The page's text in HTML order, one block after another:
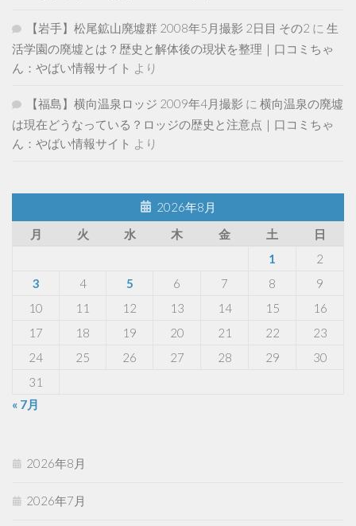
【岩手】松尾鉱山廃墟群 2008年5月撮影 2日目 その2 に 生
活学園の廃墟とは？歴史と解体後の現状を整理｜口コミちゃ
ん：やばい情報サイト より
【福島】横向温泉ロッジ 2009年4月撮影 に 横向温泉の廃墟
は現在どうなっている？ロッジの歴史と注意点｜口コミちゃ
ん：やばい情報サイト より
2026年8月
月
火 水 木 金 土
日
1
2
3
4 5 6 7 8
9
10
11 12 13 14 15
16
17
18 19 20 21 22
23
24
25 26 27 28 29
30
31
« 7月
2026年8月
2026年7月